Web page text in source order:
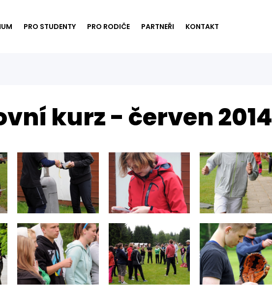
PRO STUDENTY PRO RODIČE PARTNEŘI KONTAKT
kurz - červen 2014